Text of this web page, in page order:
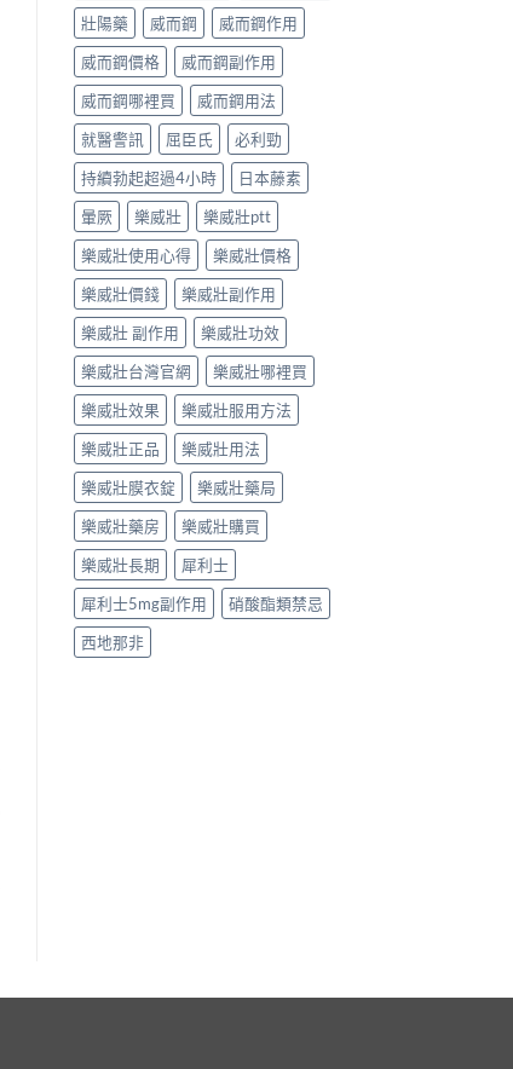
壯陽藥
威而鋼
威而鋼作用
威而鋼價格
威而鋼副作用
威而鋼哪裡買
威而鋼用法
就醫警訊
屈臣氏
必利勁
持續勃起超過4小時
日本藤素
暈厥
樂威壯
樂威壯ptt
樂威壯使用心得
樂威壯價格
樂威壯價錢
樂威壯副作用
樂威壯 副作用
樂威壯功效
樂威壯台灣官網
樂威壯哪裡買
樂威壯效果
樂威壯服用方法
樂威壯正品
樂威壯用法
樂威壯膜衣錠
樂威壯藥局
樂威壯藥房
樂威壯購買
樂威壯長期
犀利士
犀利士5mg副作用
硝酸酯類禁忌
西地那非